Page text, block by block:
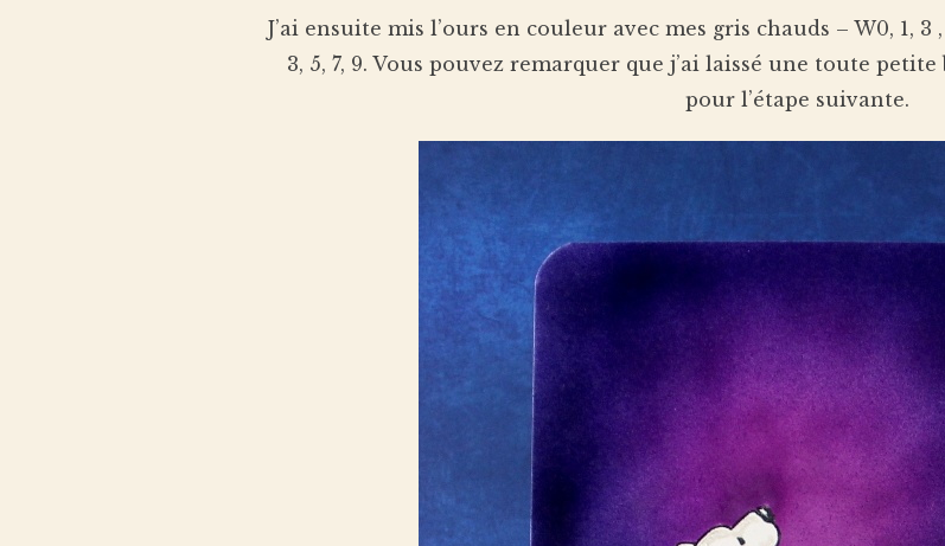
J’ai ensuite mis l’ours en couleur avec mes gris chauds – W0, 1,
3, 5, 7, 9. Vous pouvez remarquer que j’ai laissé une toute
pour l’étape suivante.